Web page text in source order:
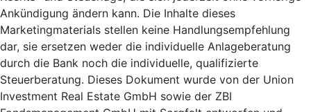
Ankündigung ändern kann. Die Inhalte dieses
Marketingmaterials stellen keine Handlungsempfehlung
dar, sie ersetzen weder die individuelle Anlageberatung
durch die Bank noch die individuelle, qualifizierte
Steuerberatung. Dieses Dokument wurde von der Union
Investment Real Estate GmbH sowie der ZBI